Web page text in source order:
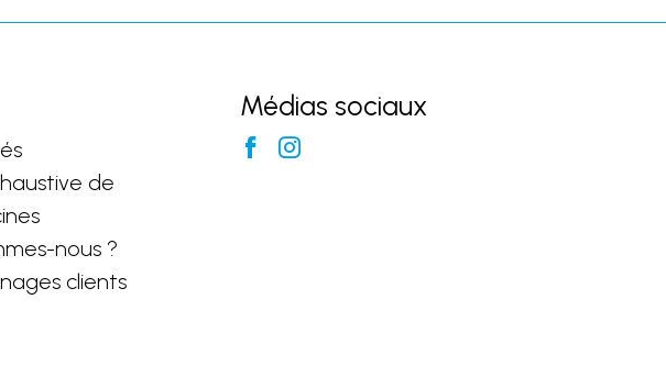
de
nous ?
clients
Médias sociaux